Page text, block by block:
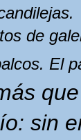
de
El
sin